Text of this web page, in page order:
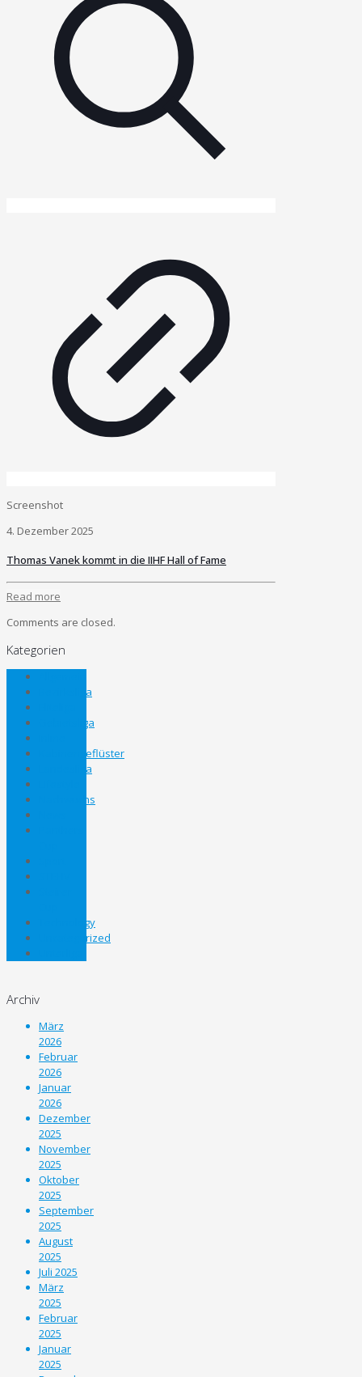
Screenshot
4. Dezember 2025
Thomas Vanek kommt in die IIHF Hall of Fame
Read more
Comments are closed.
Kategorien
Bezirksliga
Gebietsliga
Kabinengeflüster
Landesliga
Nachwuchs
Technology
Uncategorized
Archiv
März
2026
Februar
2026
Januar
2026
Dezember
2025
November
2025
Oktober
2025
September
2025
August
2025
Juli 2025
März
2025
Februar
2025
Januar
2025